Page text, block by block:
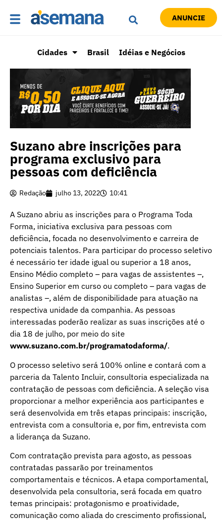
ANUNCIE
Cidades Brasil Idéias e Negócios
Suzano abre inscrições para
programa exclusivo para
pessoas com deficiência
Redação julho 13, 2022 10:41
A Suzano abriu as inscrições para o Programa Toda
Forma, iniciativa exclusiva para pessoas com
deficiência, focada no desenvolvimento e carreira de
potenciais talentos. Para participar do processo seletivo
é necessário ter idade igual ou superior a 18 anos,
Ensino Médio completo – para vagas de assistentes –,
Ensino Superior em curso ou completo – para vagas de
analistas –, além de disponibilidade para atuação na
respectiva unidade da companhia. As pessoas
interessadas poderão realizar as suas inscrições até o
dia 18 de julho, por meio do site
www.suzano.com.br/programatodaforma/.
O processo seletivo será 100% online e contará com a
parceria da Talento Incluir, consultoria especializada na
contratação de pessoas com deficiência. A seleção visa
proporcionar a melhor experiência aos participantes e
será desenvolvida em três etapas principais: inscrição,
entrevista com a consultoria e, por fim, entrevista com
a liderança da Suzano.
Com contratação prevista para agosto, as pessoas
contratadas passarão por treinamentos
comportamentais e técnicos. A etapa comportamental,
desenvolvida pela consultoria, será focada em quatro
temas principais: protagonismo e proatividade,
comunicação como aliada do crescimento profissional,